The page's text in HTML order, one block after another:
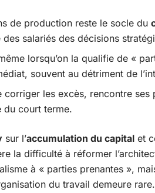
de production reste le socle du
salariés des décisions
lorsqu’on la qualifie de «
souvent au détriment de
corriger les excès, rencontre
du court terme.
sur l’accumulation du capital et
la difficulté à réformer
à « parties prenantes »,
du travail demeure